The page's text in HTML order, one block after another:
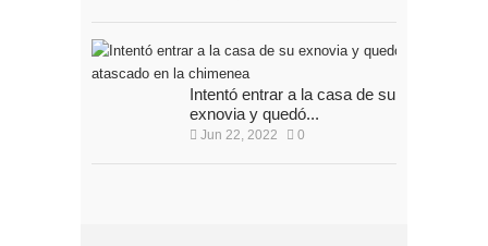
Intentó entrar a la casa de su
exnovia y quedó...
Jun 22, 2022 0